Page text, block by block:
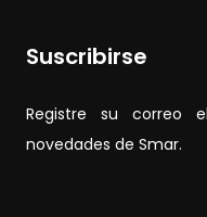
Suscribirse
Registre su correo
novedades de Smar.